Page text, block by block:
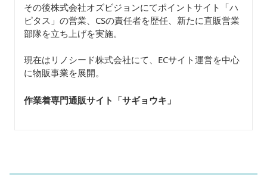
その後株式会社オズビジョンにてポイントサイト「ハ
ピタス」の営業、CSの責任者を歴任、新たに直販営業
部隊を立ち上げを実施。
現在はリノシード株式会社にて、ECサイト運営を中心
に物販事業を展開。
作業着専門通販サイト「サギョウキ 」